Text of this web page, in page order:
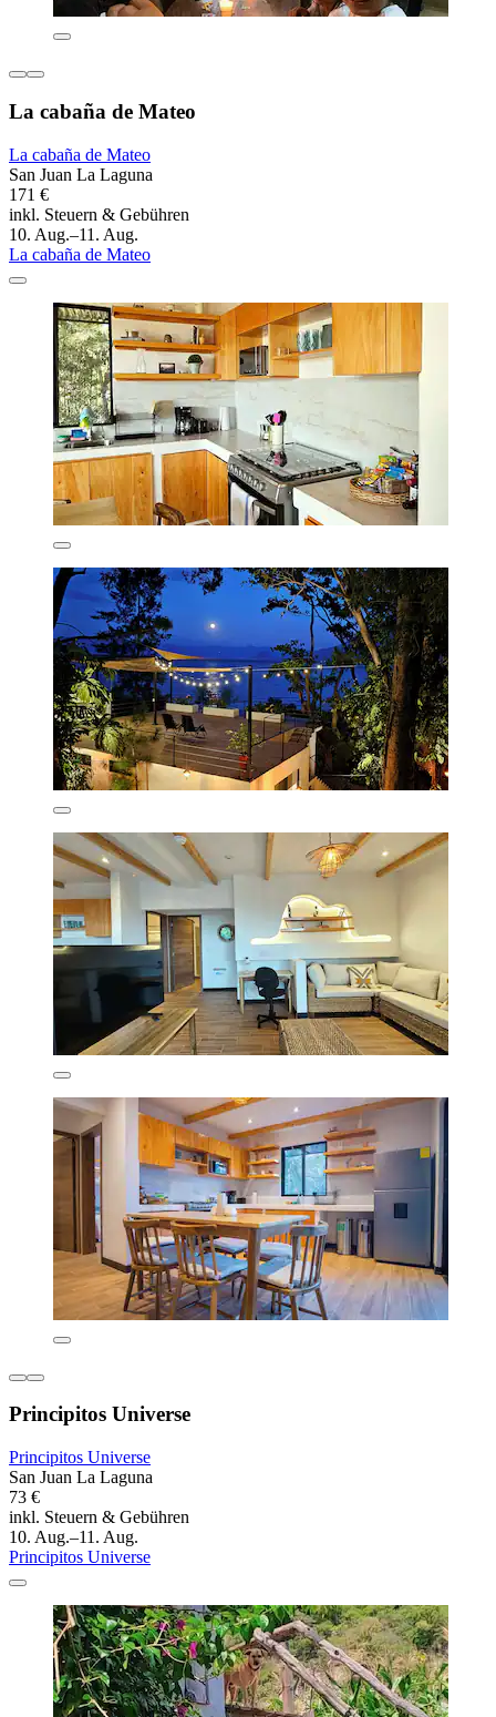
La cabaña de Mateo
La cabaña de Mateo
San Juan La Laguna
171 €
inkl. Steuern & Gebühren
10. Aug.–11. Aug.
La cabaña de Mateo
Principitos Universe
Principitos Universe
San Juan La Laguna
73 €
inkl. Steuern & Gebühren
10. Aug.–11. Aug.
Principitos Universe